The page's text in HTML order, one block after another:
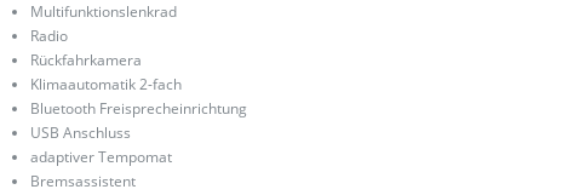
Multifunktionslenkrad
Radio
Rückfahrkamera
Klimaautomatik 2-fach
Bluetooth Freisprecheinrichtung
USB Anschluss
adaptiver Tempomat
Bremsassistent